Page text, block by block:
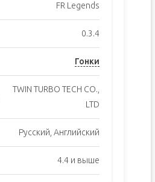
FR Legends
0.3.4
Гонки
TWIN TURBO TECH CO.,
LTD
Русский, Английский
4.4 и выше